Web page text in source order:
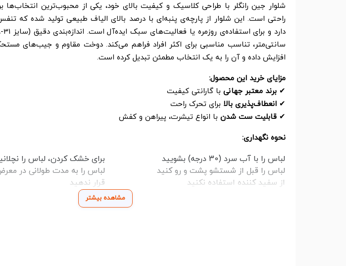
شلوار جین رانگلر با طراحی کلاسیک و کیفیت بالای خود، یکی از محبوب‌ترین انتخاب‌ها
راحتی است. این شلوار از پارچه‌ی پنبه‌ای با درصد بالای الیاف طبیعی تولید شده که
سانتی‌متر، تناسب مناسبی برای اکثر افراد فراهم می‌کند. دوخت مقاوم و جیب‌های
افزایش داده و آن را به یک انتخاب مطمئن تبدیل کرده است.
مزایای خرید این محصول:
✔ برند معتبر جهانی با گارانتی کیفیت
✔ انعطاف‌پذیری بالا برای تحرک راحت
✔ قابلیت ست شدن با انواع تیشرت، پیراهن و کفش
نحوه نگهداری:
لباس را با آب سرد (30 درجه) بشویید
لباس را قبل از شستشو پشت و رو کنید
از سفید کننده استفاده نکنید
برای خشک کردن، لباس را
لباس را به مدت طولانی در
قرار ندهید
مشاهده بیشتر